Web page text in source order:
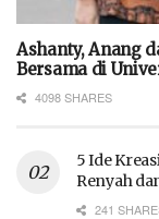
Ashanty, Anang
Bersama di
4098 SHARES
5 Ide
Renyah
241